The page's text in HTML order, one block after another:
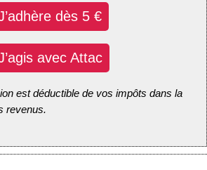
dès 5 €
avec Attac
est déductible de vos impôts dans la
revenus.